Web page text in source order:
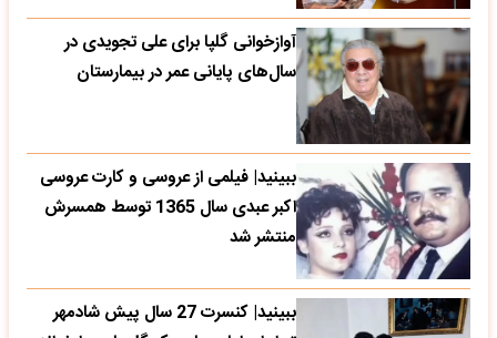
آوازخوانی گلپا برای علی تجویدی در
سال‌های پایانی عمر در بیمارستان
ببینید| فیلمی از عروسی و کارت عروسی
اکبر عبدی سال 1365 توسط همسرش
منتشر شد
ببینید| کنسرت 27 سال پیش شادمهر